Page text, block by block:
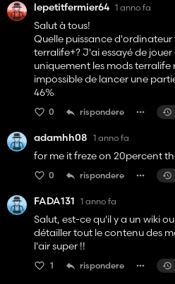
lepetitfermier64 1 anno fa
Salut à tous!
Quelle puissance
terralife+? J'ai essayé de
uniquement les mods terralife
impossible de lancer une
46%
0 rispondere
adamhh08 1 anno fa
for me it freze on 20percent
0 rispondere
FADA131 1 anno fa
Salut, est-ce qu'il y a un wiki
détailler tout le contenu des
l'air super !!
1 rispondere